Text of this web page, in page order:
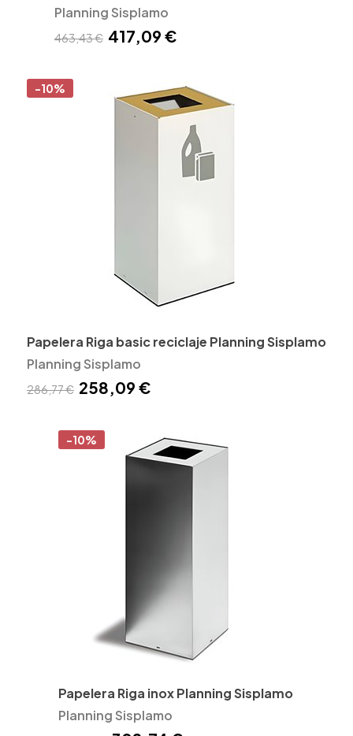
Planning Sisplamo
463,43 € 417,09 €
-10%
Papelera Riga basic reciclaje Planning Sisplamo
Planning Sisplamo
286,77 € 258,09 €
-10%
Papelera Riga inox Planning Sisplamo
Planning Sisplamo